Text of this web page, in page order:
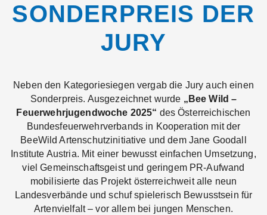
SONDERPREIS DER
JURY
Neben den Kategoriesiegen vergab die Jury auch einen
Sonderpreis. Ausgezeichnet wurde „Bee Wild –
Feuerwehrjugendwoche 2025“ des Österreichischen
Bundesfeuerwehrverbands in Kooperation mit der
BeeWild Artenschutzinitiative und dem Jane Goodall
Institute Austria. Mit einer bewusst einfachen Umsetzung,
viel Gemeinschaftsgeist und geringem PR-Aufwand
mobilisierte das Projekt österreichweit alle neun
Landesverbände und schuf spielerisch Bewusstsein für
Artenvielfalt – vor allem bei jungen Menschen.